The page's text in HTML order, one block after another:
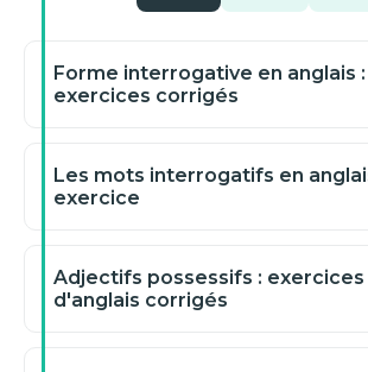
Forme interrogative en anglais :
exercices corrigés
Les mots interrogatifs en
exercice
Adjectifs possessifs : exercices
d'anglais corrigés